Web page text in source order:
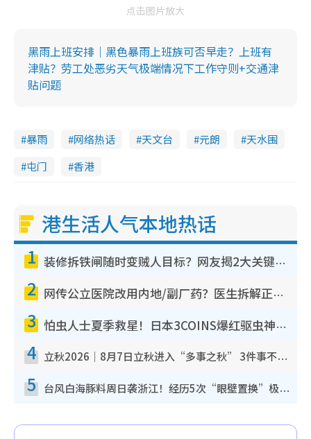
点击图片放大
黑雨上班安排｜黑色暴雨上班族可否早走？上班有
津贴？劳工处恶劣天气极端情况下工作守则+交通津
贴问题
暴雨 网络热话 天文台 元朗
天水围
屯门
香港
港生活人气本地热话
1 装修拆铁闸随时变贼人目标？网友揭2大关键用途：装新款等于白装？附新旧铁闸分别
2 网传公立医院改用内地/副厂药？医生拆解正副厂分别，揭4类人换药随时出事
3 怕虫人士夏季救星！日本3COINS爆红驱虫神器$45起 1招“全程免触碰”轻松搞定小强
4 立秋2026｜8月7日立秋进入“多事之秋” 3件事不可做！专家教6招开运 清杂物／钱包纳气接好运
5 台风白海豚料周日袭浙江！经历5次“眼壁置换”极罕见 成登陆内地最长途台风